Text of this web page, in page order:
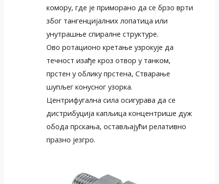
комору, где је приморано да се брзо врти
због тангенцијалних лопатица или
унутрашње спиралне структуре.
Ово ротационо кретање узрокује да
течност изађе кроз отвор у танком,
прстен у облику прстена, Стварање
шупљег конусног узорка.
Центрифугална сила осигурава да се
дистрибуција капљица концентрише дуж
обода прскања, остављајући релативно
празно језгро.